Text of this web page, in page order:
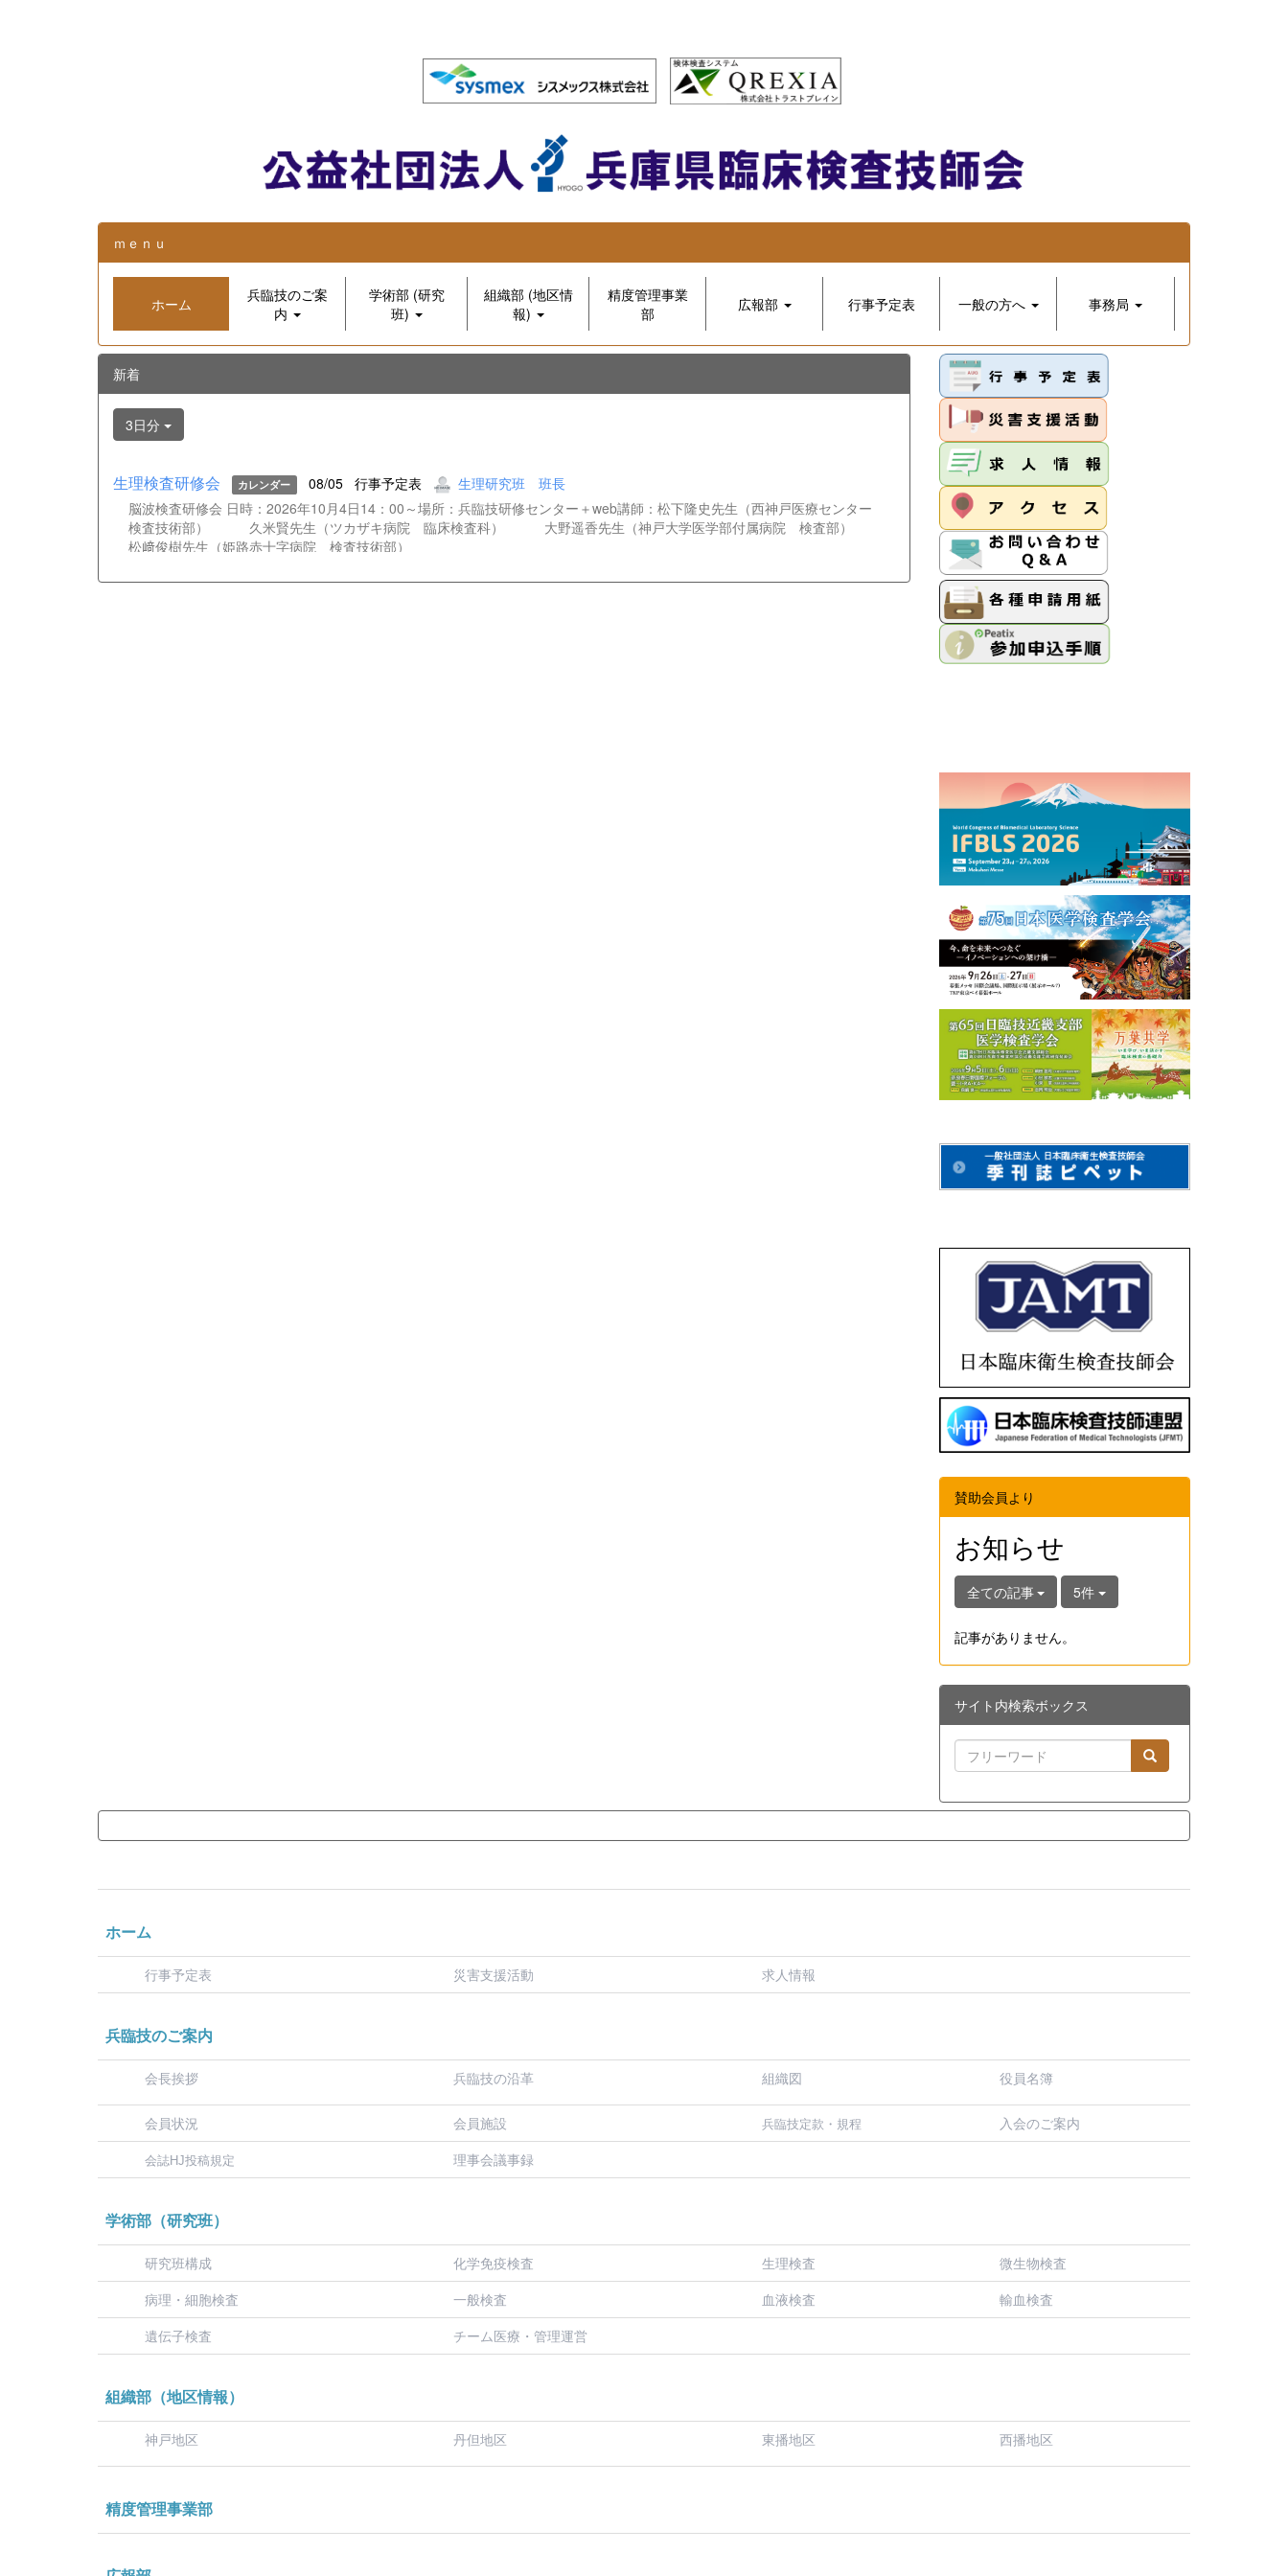
ｍｅｎｕ
ホーム
兵臨技のご案
内
学術部 (研究
班)
組織部 (地区情
報)
精度管理事業
部
広報部 行事予定表 一般の方へ 事務局
新着
3日分
生理検査研修会 カレンダー 08/05 行事予定表
生理研究班 班長
脳波検査研修会 日時：2026年10月4日14：00～場所：兵臨技研修センター＋web講師：松下隆史先生（西神戸医療センター
検査技術部） 久米賢先生（ツカザキ病院 臨床検査科） 大野遥香先生（神戸大学医学部付属病院 検査部）
松﨑俊樹先生（姫路赤十字病院 検査技術部）
賛助会員より
お知らせ
全ての記事 5件
記事がありません。
サイト内検索ボックス
ホーム
行事予定表 災害支援活動 求人情報
兵臨技のご案内
会長挨拶 兵臨技の沿革 組織図 役員名簿
会員状況 会員施設 兵臨技定款・規程 入会のご案内
会誌HJ投稿規定 理事会議事録
学術部（研究班）
研究班構成 化学免疫検査 生理検査
微生物検査
病理・細胞検査
一般検査 血液検査
輸血検査
遺伝子検査
チーム医療・管理運営
組織部（地区情報）
神戸地区 丹但地区 東播地区 西播地区
精度管理事業部